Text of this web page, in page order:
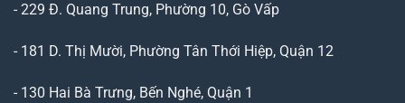
- 229 Đ. Quang Trung, Phường 10, Gò Vấp
- 181 D. Thị Mười, Phường Tân Thới Hiệp, Quận 12
- 130 Hai Bà Trưng, Bến Nghé, Quận 1